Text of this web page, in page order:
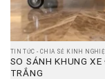
TIN TỨC - CHIA SẺ KINH
SO SÁNH KHUNG
TRẮNG